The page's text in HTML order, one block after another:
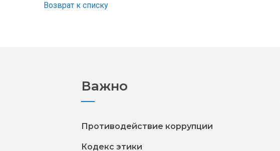
Возврат к списку
Важно
Противодействие коррупции
Кодекс этики